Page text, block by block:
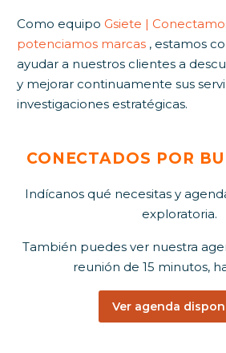
Como equipo Gsiete |
potenciamos marcas , estamos
ayudar a nuestros clientes a
y mejorar continuamente sus
investigaciones estratégicas.
CONECTADOS POR
Indícanos qué necesitas y
exploratoria.
También puedes ver nuestra
reunión de 15 minutos,
Ver agenda